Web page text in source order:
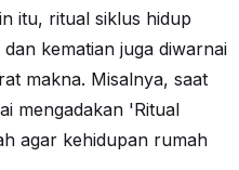
itu, ritual siklus hidup
kematian juga diwarnai
makna. Misalnya, saat
mengadakan 'Ritual
agar kehidupan rumah